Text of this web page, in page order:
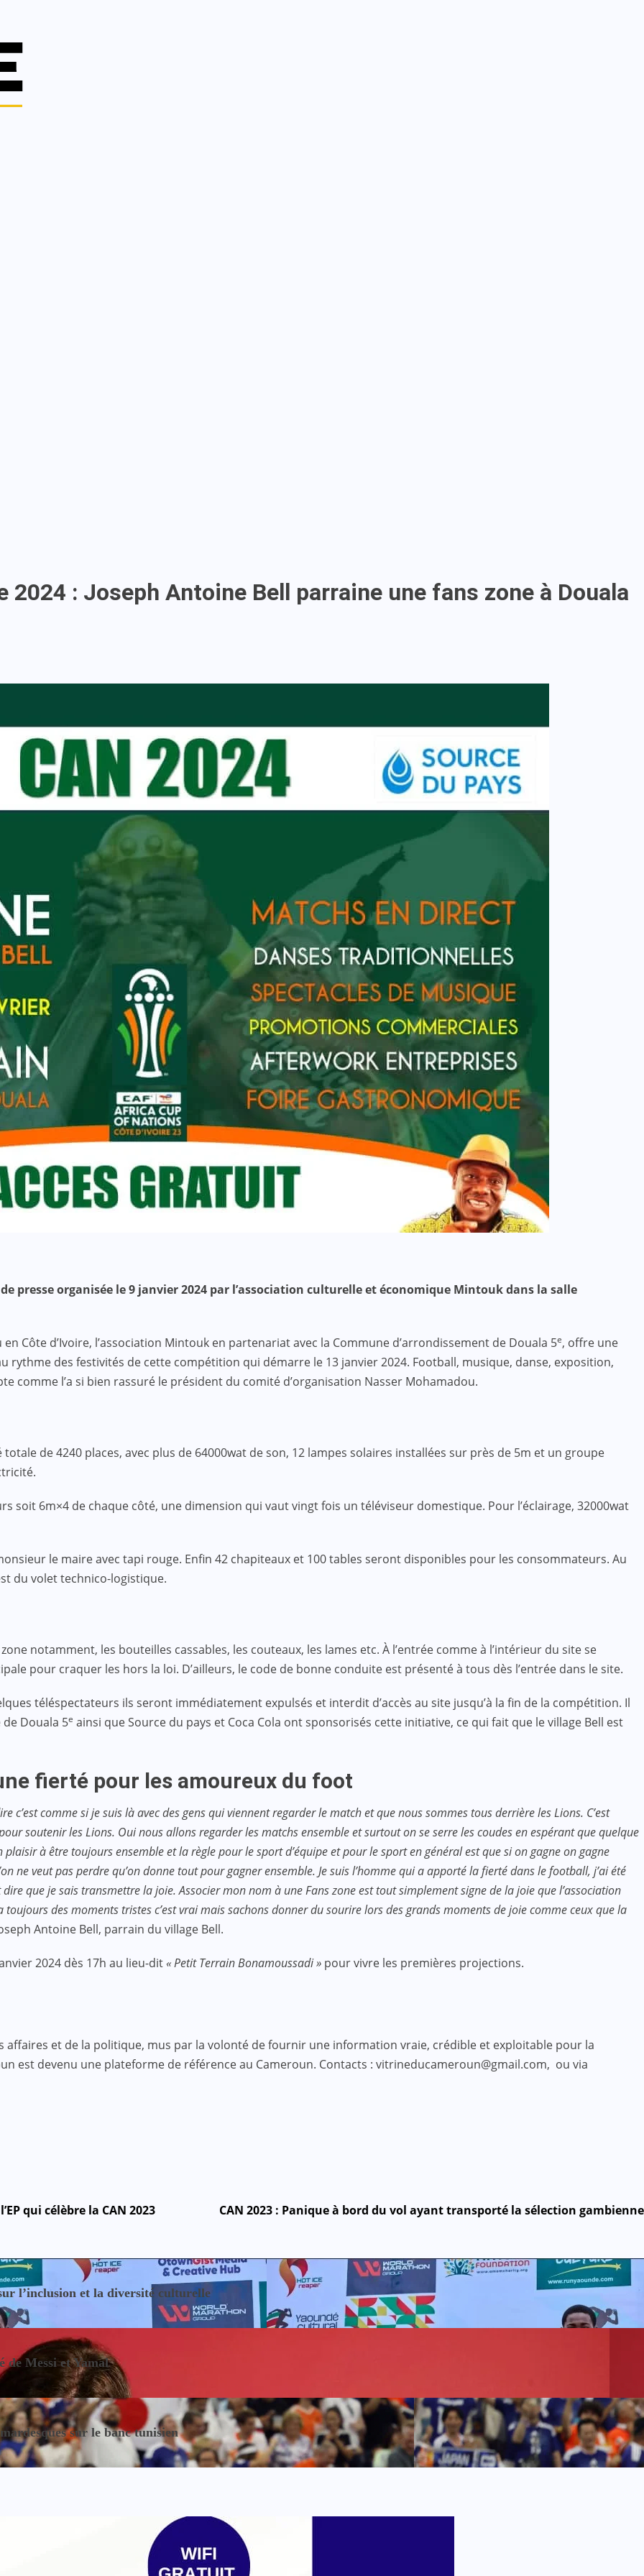
2024 : Joseph Antoine Bell parraine une fans zone à Douala
de presse organisée le 9 janvier 2024 par l’association culturelle et économique Mintouk dans la salle
Côte d’Ivoire, l’association Mintouk en partenariat avec la Commune d’arrondissement de Douala 5e, offre une
rythme des festivités de cette compétition qui démarre le 13 janvier 2024. Football, musique, danse, exposition,
comme l’a si bien rassuré le président du comité d’organisation Nasser Mohamadou.
de 4240 places, avec plus de 64000wat de son, 12 lampes solaires installées sur près de 5m et un groupe
soit 6m×4 de chaque côté, une dimension qui vaut vingt fois un téléviseur domestique. Pour l’éclairage, 32000wat
le maire avec tapi rouge. Enfin 42 chapiteaux et 100 tables seront disponibles pour les consommateurs. Au
du volet technico-logistique.
notamment, les bouteilles cassables, les couteaux, les lames etc. À l’entrée comme à l’intérieur du site se
pour craquer les hors la loi. D’ailleurs, le code de bonne conduite est présenté à tous dès l’entrée dans le site.
téléspectateurs ils seront immédiatement expulsés et interdit d’accès au site jusqu’à la fin de la compétition. Il
Douala 5e ainsi que Source du pays et Coca Cola ont sponsorisés cette initiative, ce qui fait que le village Bell est
fierté pour les amoureux du foot
c’est comme si je suis là avec des gens qui viennent regarder le match et que nous sommes tous derrière les Lions. C’est
soutenir les Lions. Oui nous allons regarder les matchs ensemble et surtout on se serre les coudes en espérant que quelque
à être toujours ensemble et la règle pour le sport d’équipe et pour le sport en général est que si on gagne on gagne
ne veut pas perdre qu’on donne tout pour gagner ensemble. Je suis l’homme qui a apporté la fierté dans le football, j’ai été
que je sais transmettre la joie. Associer mon nom à une Fans zone est tout simplement signe de la joie que l’association
des moments tristes c’est vrai mais sachons donner du sourire lors des grands moments de joie comme ceux que la
Antoine Bell, parrain du village Bell.
2024 dès 17h au lieu-dit« Petit Terrain Bonamoussadi » pour vivre les premières projections.
affaires et de la politique, mus par la volonté de fournir une information vraie, crédible et exploitable pour la
est devenu une plateforme de référence au Cameroun. Contacts : vitrineducameroun@gmail.com, ou via
qui célèbre la CAN 2023 CAN 2023 : Panique à bord du vol ayant transporté la sélection gambienne
l’inclusion et la diversité culturelle
de Messi et Yamal
sur le banc tunisien